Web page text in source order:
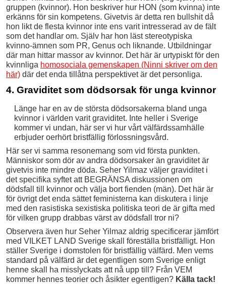
gruppen (kvinnor). Hon beskriver hur HON (som kvinna) inte
erkänns för sin kompetens. Givetvis är detta ren bullshit då
hon likt de flesta kvinnor inte ens varit intresserad av de fält
som det handlar om. Själv har hon läst stereotypiska
kvinno-ämnen som PR, Genus och liknande. Utbildningar
där man hittar massor av kvinnor. Det här är urtypiskt för den
kvinnliga homosociala gemenskapen (Ninni skriver om den
här) där det enda tillåtna perspektivet är det personliga.
4. Graviditet som dödsorsak för unga kvinnor
Länge har en av de största dödsorsakerna bland unga
kvinnor i världen varit graviditet. Inte heller i Sverige
kommer vi undan, här ser vi hur vårt välfärdssamhälle
erbjuder oerhört bristfällig förlossningsvård.
Här ser vi samma resonemang som vid första punkten.
Människor som dör av andra dödsorsaker än graviditet är
givetvis inte mindre döda. Seher Yilmaz väljer graviditet i
det specifika syftet att BEGRÄNSA diskussionen om
dödsfall till kvinnor och välja bort fienden (män). Det här är
för övrigt det enda sättet feministerna kan diskutera i linje
med den rasistiska sexistiska politiska teori de är gifta med
för vilken grupp drabbas värst av dödsfall tror ni?
Observera även hur Seher Yilmaz aldrig specificerar jämfört
med VILKET LAND Sverige skall föreställa bristfälligt. Hon
ställer Sverige i domstolen för bristfällig välfärd. Men vems
standard på välfärd är det egentligen som Sverige enligt
henne skall ha misslyckats att nå upp till? Från VEM
kommer hennes teorier och åsikter egentligen? Källa tack!